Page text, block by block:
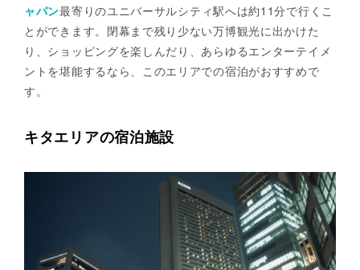
ャパン最寄りのユニバーサルシティ駅へは約11分で行くこ
とができます。閉幕まで残り少ない万博観光に出かけた
り、ショッピングを楽しんだり、あらゆるエンターテイメ
ントを堪能するなら、このエリアでの宿泊がおすすめで
す。
キタエリアの宿泊施設